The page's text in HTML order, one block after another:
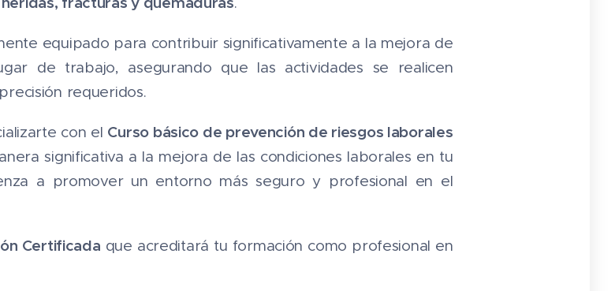
equipado para contribuir significativamente a la mejora de
de trabajo, asegurando que las actividades se realicen
requeridos.
con el Curso básico de prevención de riesgos laborales
significativa a la mejora de las condiciones laborales en tu
a promover un entorno más seguro y profesional en el
Certificada que acreditará tu formación como profesional en